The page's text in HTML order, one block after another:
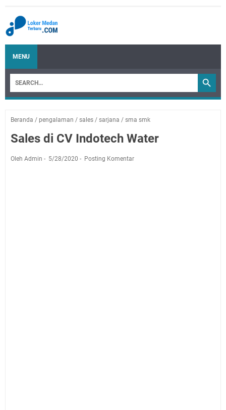
MENU
Beranda / pengalaman / sales / sarjana / sma smk
Sales di CV Indotech Water
Oleh Admin 5/28/2020 Posting Komentar